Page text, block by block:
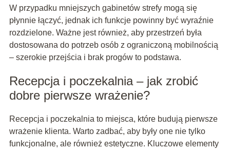
W przypadku mniejszych gabinetów strefy mogą się
płynnie łączyć, jednak ich funkcje powinny być wyraźnie
rozdzielone. Ważne jest również, aby przestrzeń była
dostosowana do potrzeb osób z ograniczoną mobilnością
– szerokie przejścia i brak progów to podstawa.
Recepcja i poczekalnia – jak zrobić
dobre pierwsze wrażenie?
Recepcja i poczekalnia to miejsca, które budują pierwsze
wrażenie klienta. Warto zadbać, aby były one nie tylko
funkcjonalne, ale również estetyczne. Kluczowe elementy